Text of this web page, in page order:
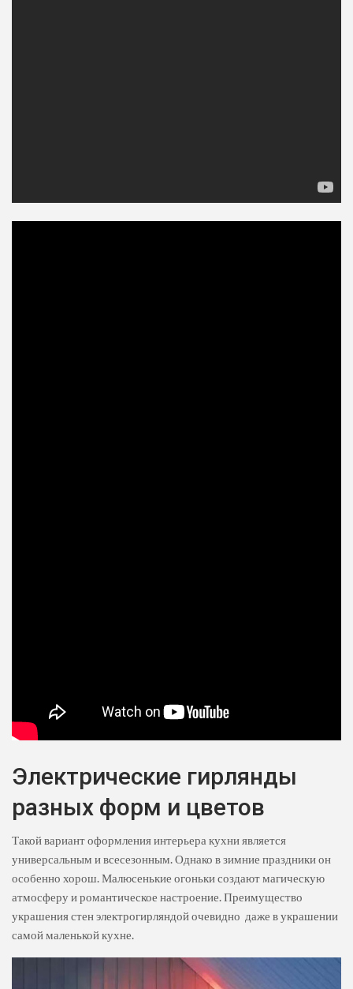
Электрические гирлянды
разных форм и цветов
Такой вариант оформления интерьера кухни является
универсальным и всесезонным. Однако в зимние праздники он
особенно хорош. Малюсенькие огоньки создают магическую
атмосферу и романтическое настроение. Преимущество
украшения стен электрогирляндой очевидно даже в украшении
самой маленькой кухне.